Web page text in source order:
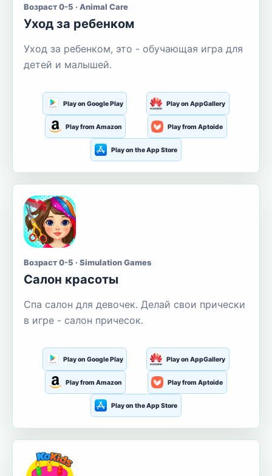
Возраст 0-5 · Animal Care
Уход за ребенком
Уход за ребенком, это - обучающая игра для
детей и малышей.
Play on Google Play Play on AppGallery
Play from Amazon Play from Aptoide
Play on the App Store
Возраст 0-5 · Simulation Games
Салон красоты
Спа салон для девочек. Делай свои прически
в игре - салон причесок.
Play on Google Play Play on AppGallery
Play from Amazon Play from Aptoide
Play on the App Store